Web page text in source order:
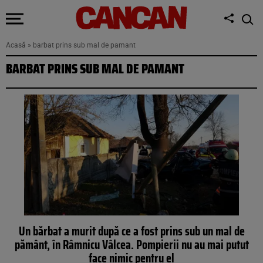
Acasă » barbat prins sub mal de pamant
BARBAT PRINS SUB MAL DE PAMANT
Un bărbat a murit după ce a fost prins sub un mal de
pământ, în Râmnicu Vâlcea. Pompierii nu au mai putut
face nimic pentru el